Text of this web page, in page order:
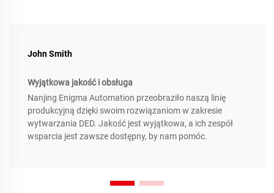
John Smith
Wyjątkowa jakość i obsługa
Nanjing Enigma Automation przeobraziło naszą linię
produkcyjną dzięki swoim rozwiązaniom w zakresie
wytwarzania DED. Jakość jest wyjątkowa, a ich zespół
wsparcia jest zawsze dostępny, by nam pomóc.